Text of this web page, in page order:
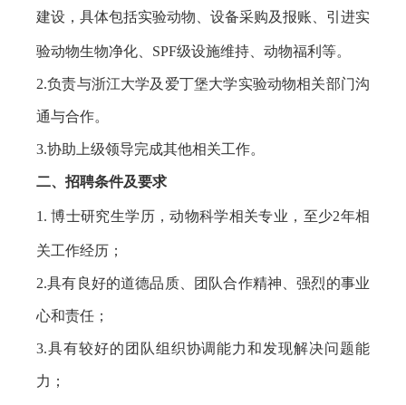
建设，具体包括实验动物、设备采购及报账、引进实
验动物生物净化、 SPF级设施维持、动物福利等。
2.负责与浙江大学及爱丁堡大学实验动物相关部门沟
通与合作。
3.协助上级领导完成其他相关工作。
二、招聘条件及要求
1.博士研究生学历，动物科学相关专业，至少2年相
关工作经历；
2.具有良好的道德品质、团队合作精神、强烈的事业
心和责任；
3.具有较好的团队组织协调能力和发现解决问题能
力；